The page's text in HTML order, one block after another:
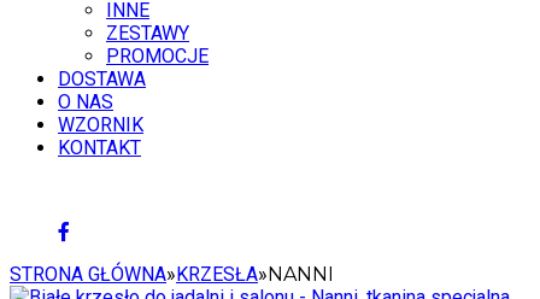
INNE
ZESTAWY
PROMOCJE
DOSTAWA
O NAS
WZORNIK
KONTAKT
STRONA GŁÓWNA»KRZESŁA»NANNI